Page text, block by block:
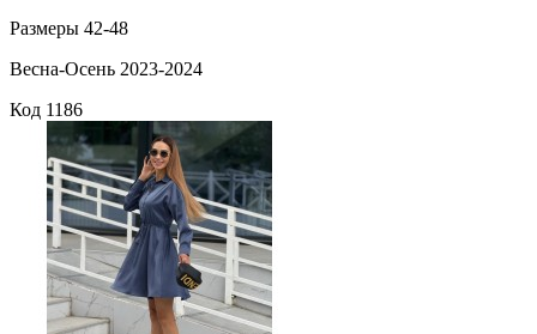
Размеры 42-48
Весна-Осень 2023-2024
Код 1186